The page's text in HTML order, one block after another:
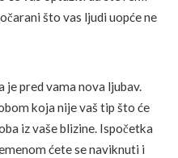
što vas ljudi uopće ne
je pred vama nova ljubav.
koja nije vaš tip što će
iz vaše blizine. Ispočetka
ćete se naviknuti i